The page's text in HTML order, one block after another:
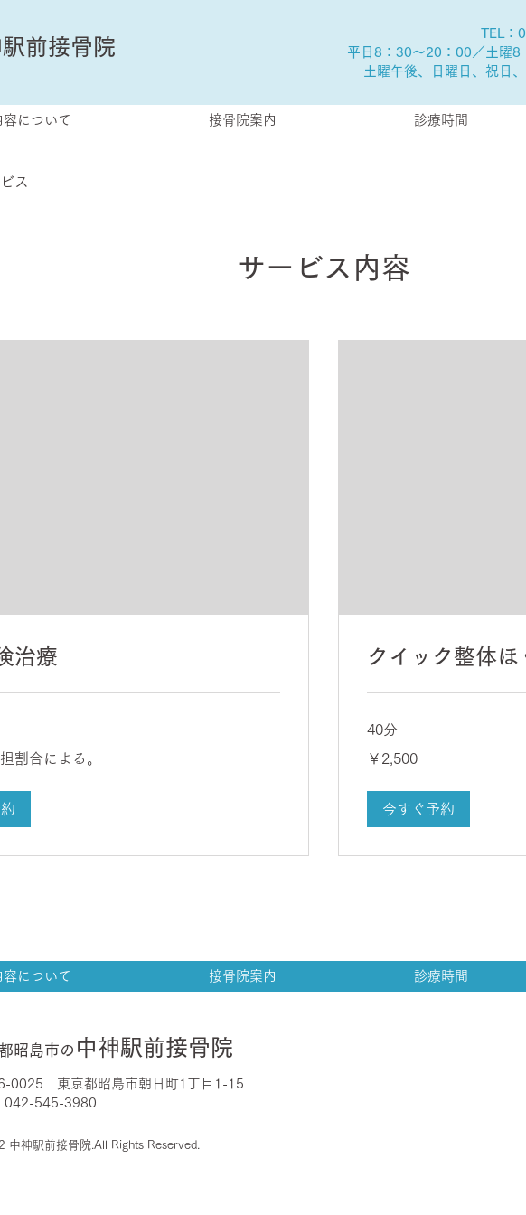
前接骨院
TEL：
平日8：30～20：00／土曜8
土曜午後、日曜日、祝日
容について 接骨院案内 診療時間
ス
サービス内容
治療
割合による。
クイック整体ほ
40分
円
￥2,500
今すぐ予約
容について 接骨院案内 診療時間
昭島市の 中神駅前接骨院
0025 東京都昭島市朝日町1丁目1-15
042-545-3980
中神駅前接骨院.All Rights Reserved.